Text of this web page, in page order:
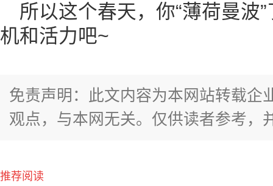
所以这个春天，你“薄荷曼波
机和活力吧~
免责声明：此文内容为本网站转载企
观点，与本网无关。仅供读者参考，
推荐阅读